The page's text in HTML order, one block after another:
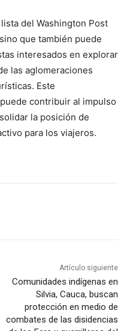
del Washington Post
que también puede
interesados en explorar
las aglomeraciones
Este
contribuir al impulso
la posición de
para los viajeros.
Artículo siguiente
Comunidades indígenas en
Silvia, Cauca, buscan
protección en medio de
combates de las disidencias